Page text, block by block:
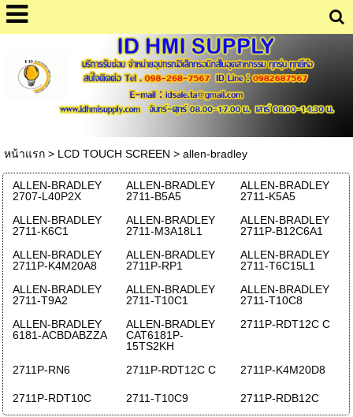
หน้าแรก> LCD TOUCH SCREEN > allen-bradley
ALLEN-BRADLEY
2707-L40P2X
ALLEN-BRADLEY
2711-B5A5
ALLEN-BRADLEY
2711-K5A5
ALLEN-BRADLEY
2711-K6C1
ALLEN-BRADLEY
2711-M3A18L1
ALLEN-BRADLEY
2711P-B12C6A1
ALLEN-BRADLEY
2711P-K4M20A8
ALLEN-BRADLEY
2711P-RP1
ALLEN-BRADLEY
2711-T6C15L1
ALLEN-BRADLEY
2711-T9A2
ALLEN-BRADLEY
2711-T10C1
ALLEN-BRADLEY
2711-T10C8
ALLEN-BRADLEY
6181-ACBDABZZA
ALLEN-BRADLEY
CAT6181P-
15TS2KH
2711P-RDT12C C
2711P-RN6 2711P-RDT12C C 2711P-K4M20D8
2711P-RDT10C 2711-T10C9 2711P-RDB12C